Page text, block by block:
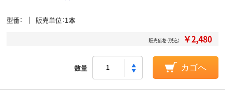
型番 販売単位 1本
販売価格（税込） ￥2,480
数量 カゴへ